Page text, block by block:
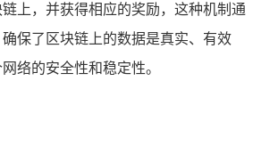
上，并获得相应的奖励，这种机制通
保了区块链上的数据是真实、有效
络的安全性和稳定性。